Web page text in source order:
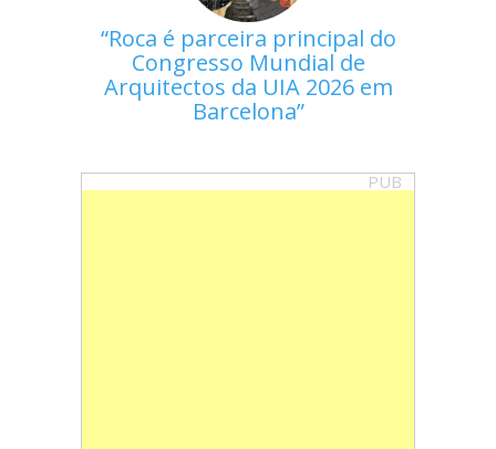
Roca é parceira principal do
Congresso Mundial de
Arquitectos da UIA 2026 em
Barcelona
PUB